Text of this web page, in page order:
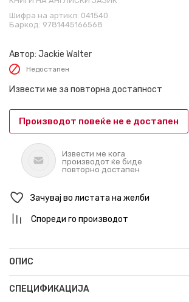
Шифра на артикл: 041540
Баркод: 9781445166568
Автор: Jackie Walter
Недостапен
Извести ме за повторна достапност
Производот повеќе не е достапен
Извести ме кога
производот ќе биде
повторно достапен
Зачувај во листата на желби
Спореди го производот
ОПИС
СПЕЦИФИКАЦИЈА